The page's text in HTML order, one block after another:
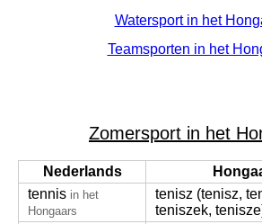
Watersport in het
Teamsporten in het
Zomersport in het
Nederlands
tennis in het
Hongaars
tenisz (tenisz,
teniszek,